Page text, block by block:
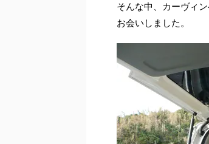
そんな中、カーヴィ
お会いしました。